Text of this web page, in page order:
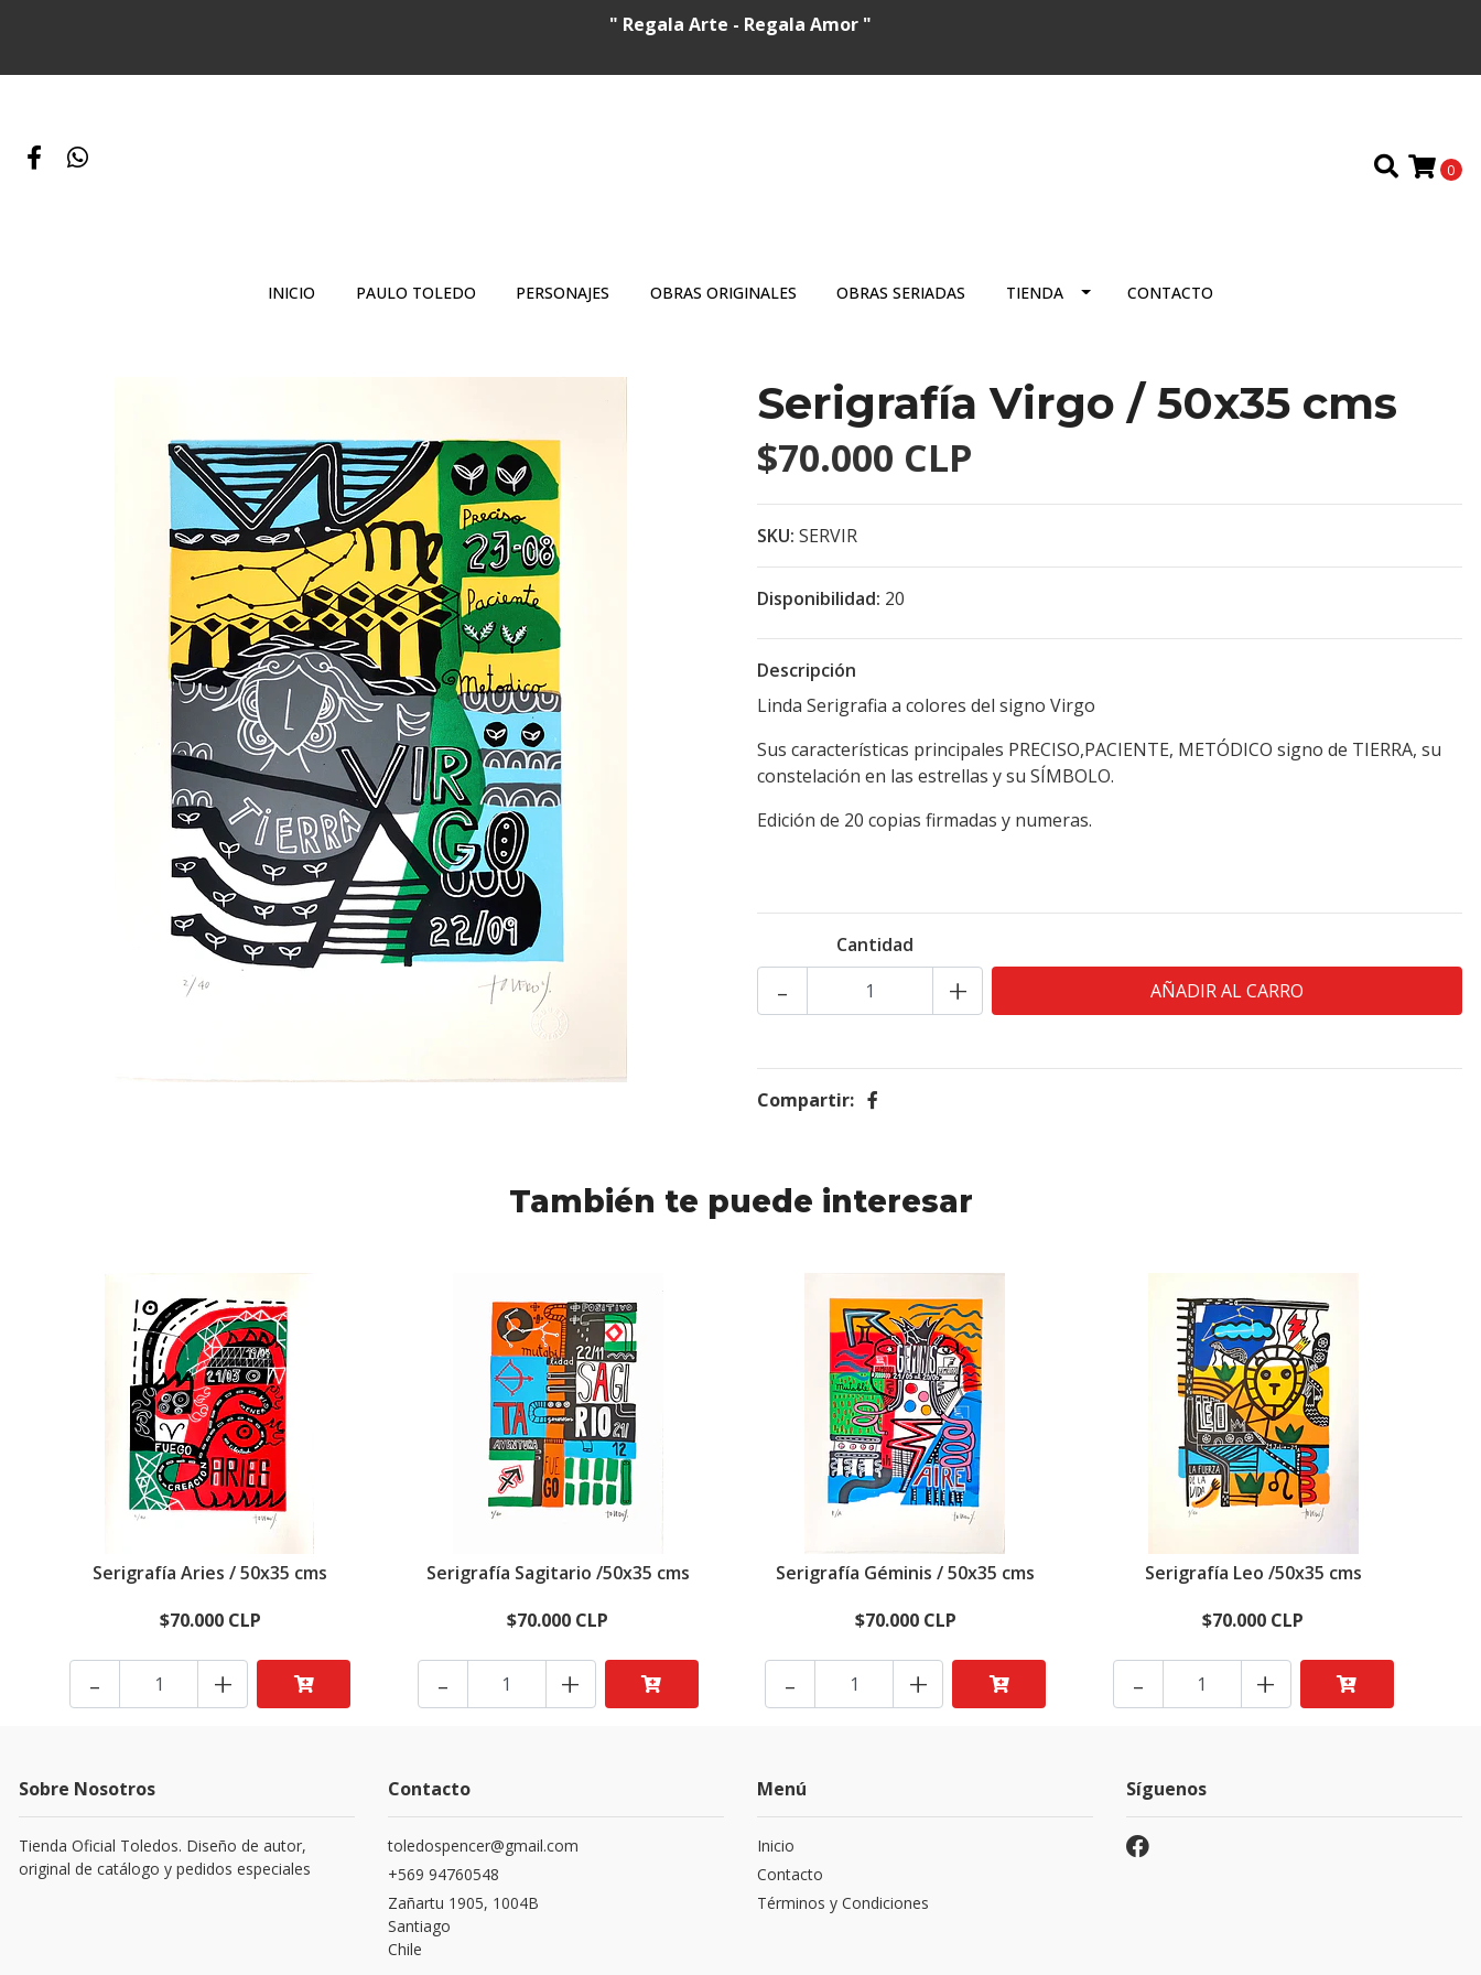
" Regala Arte - Regala Amor "
0
INICIO PAULO TOLEDO PERSONAJES OBRAS ORIGINALES OBRAS SERIADAS TIENDA CONTACTO
Serigrafía Virgo / 50x35 cms
$70.000 CLP
SKU: SERVIR
Disponibilidad: 20
Descripción
Linda Serigrafia a colores del signo Virgo
Sus características principales PRECISO,PACIENTE, METÓDICO signo de TIERRA, su
constelación en las estrellas y su SÍMBOLO.
Edición de 20 copias firmadas y numeras.
Cantidad
- +
Compartir:
También te puede interesar
Serigrafía Aries / 50x35 cms
$70.000 CLP
- +
Serigrafía Sagitario /50x35 cms
$70.000 CLP
- +
Serigrafía Géminis / 50x35 cms
$70.000 CLP
- +
Serigrafía Leo /50x35 cms
$70.000 CLP
- +
Sobre Nosotros
Tienda Oficial Toledos. Diseño de autor,
original de catálogo y pedidos especiales
Contacto
toledospencer@gmail.com
+569 94760548
Zañartu 1905, 1004B
Santiago
Chile
Menú
Inicio
Contacto
Términos y Condiciones
Síguenos